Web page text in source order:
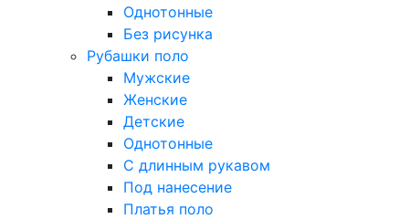
Однотонные
Без рисунка
Рубашки поло
Мужские
Женские
Детские
Однотонные
С длинным рукавом
Под нанесение
Платья поло